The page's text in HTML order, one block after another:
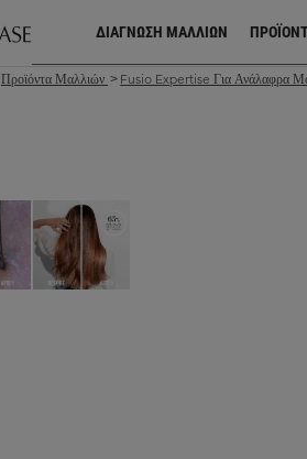
ΔΙΑΓΝΩΣΗ ΜΑΛΛΙΩΝ
Προϊόντα Μαλλιών > Fusio Expertise Για Ανάλαφρα